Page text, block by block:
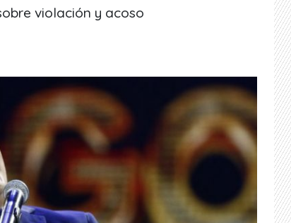
violación y acoso